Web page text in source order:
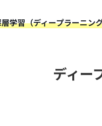
学習（ディープラーニ
ディー